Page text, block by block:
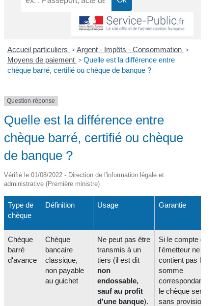
Accueil particuliers > Argent - Impôts - Consommation >
Moyens de paiement > Quelle est la différence entre
chèque barré, certifié ou chèque de banque ?
Question-réponse
Quelle est la différence entre
chèque barré, certifié ou chèque
de banque ?
Vérifié le 01/08/2022 - Direction de l'information légale et
administrative (Première ministre)
Type de
chèque
Définition Usage Garantie
Chèque
barré
d'avance
Chèque
bancaire
classique,
non payable
au guichet
Ne peut pas être
transmis à un
tiers (il est dit
non
endossable,
sauf au profit
d'une banque).
Si le compte de
l'émetteur ne
contient pas la
somme
correspondante,
le chèque sera
sans provision.